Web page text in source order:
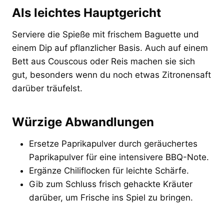
Als leichtes Hauptgericht
Serviere die Spieße mit frischem Baguette und
einem Dip auf pflanzlicher Basis. Auch auf einem
Bett aus Couscous oder Reis machen sie sich
gut, besonders wenn du noch etwas Zitronensaft
darüber träufelst.
Würzige Abwandlungen
Ersetze Paprikapulver durch geräuchertes
Paprikapulver für eine intensivere BBQ-Note.
Ergänze Chiliflocken für leichte Schärfe.
Gib zum Schluss frisch gehackte Kräuter
darüber, um Frische ins Spiel zu bringen.